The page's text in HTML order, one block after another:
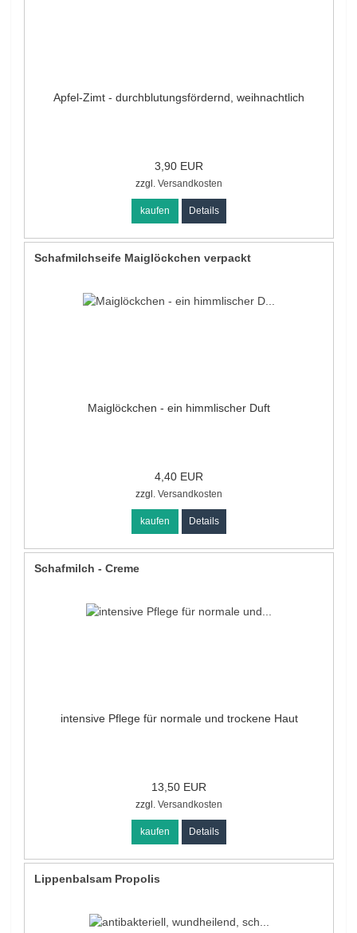
Apfel-Zimt - durchblutungsfördernd, weihnachtlich
3,90 EUR
zzgl. Versandkosten
kaufen Details
Schafmilchseife Maiglöckchen verpackt
Maiglöckchen - ein himmlischer Duft
4,40 EUR
zzgl. Versandkosten
kaufen Details
Schafmilch - Creme
intensive Pflege für normale und trockene Haut
13,50 EUR
zzgl. Versandkosten
kaufen Details
Lippenbalsam Propolis